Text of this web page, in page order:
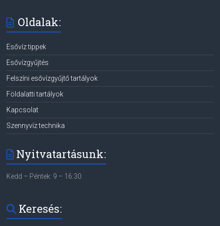
Oldalak:
Esővíz tippek
Esővízgyűjtés
Felszíni esővízgyűjtő tartályok
Földalatti tartályok
Kapcsolat
Szennyvíz technika
Nyitvatartásunk:
Kedd – Péntek: 9 – 16:30
Keresés: